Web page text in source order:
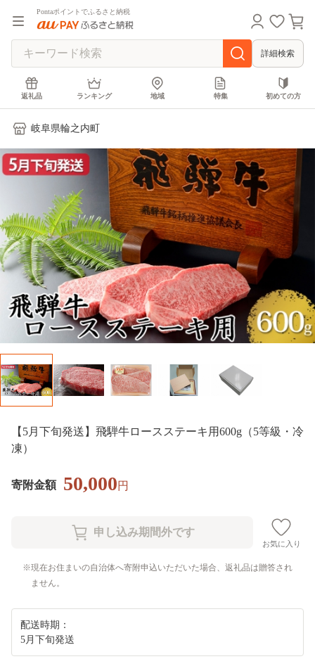
Pontaポイントでふるさと納税
詳細検索
返礼品 ランキング 地域 特集 初めての方
岐阜県輪之内町
【5月下旬発送】飛騨牛ロースステーキ用600g（5等級・冷
凍）
寄附金額 50,000円
お気に入り
現在お住まいの自治体へ寄附申込いただいた場合、返礼品は贈答され
ません。
配送時期：
5月下旬発送